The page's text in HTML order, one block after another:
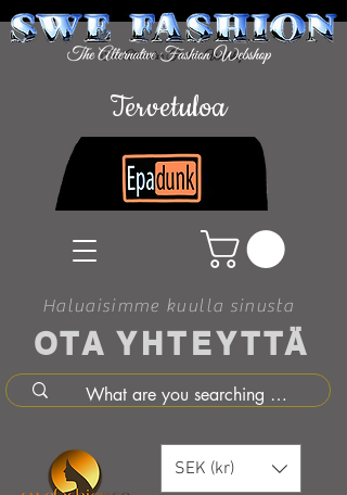
OTA YHTEYTTÄ
Haluaisimme kuulla sinusta
Tervetuloa
SEK (kr)